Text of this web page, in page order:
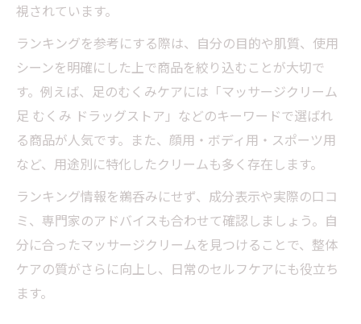
視されています。
ランキングを参考にする際は、自分の目的や肌質、使用
シーンを明確にした上で商品を絞り込むことが大切で
す。例えば、足のむくみケアには「マッサージクリーム
足 むくみ ドラッグストア」などのキーワードで選ばれ
る商品が人気です。また、顔用・ボディ用・スポーツ用
など、用途別に特化したクリームも多く存在します。
ランキング情報を鵜呑みにせず、成分表示や実際の口コ
ミ、専門家のアドバイスも合わせて確認しましょう。自
分に合ったマッサージクリームを見つけることで、整体
ケアの質がさらに向上し、日常のセルフケアにも役立ち
ます。